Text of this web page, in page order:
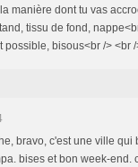
manière dont tu vas
tissu de fond,
possible, bisous<br /> <br /
bravo, c'est une ville
bises et bon week-end.